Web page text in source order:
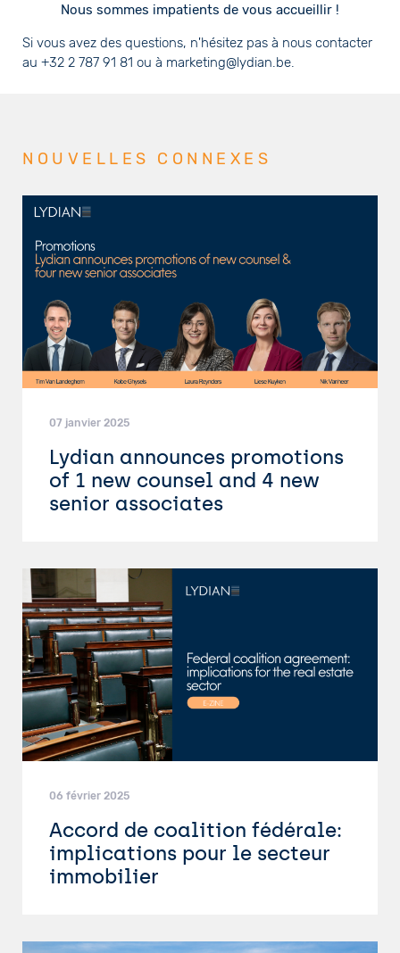
Nous sommes impatients de vous accueillir !
Si vous avez des questions, n'hésitez pas à nous contacter
au +32 2 787 91 81 ou à marketing@lydian.be.
NOUVELLES CONNEXES
07 janvier 2025
Lydian announces promotions
of 1 new counsel and 4 new
senior associates
06 février 2025
Accord de coalition fédérale:
implications pour le secteur
immobilier